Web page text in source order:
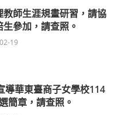
師生涯規畫研習，請協
參加，請查照。
19
導華東臺商子女學校114
簡章，請查照。